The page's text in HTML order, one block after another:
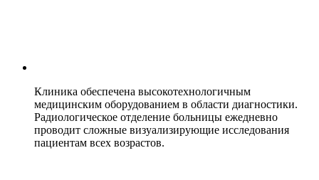
Клиника обеспечена высокотехнологичным
медицинским оборудованием в области диагностики.
Радиологическое отделение больницы ежедневно
проводит сложные визуализирующие исследования
пациентам всех возрастов.